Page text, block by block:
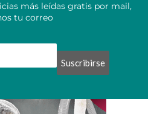
más leídas gratis por mail,
tu correo
Suscribirse